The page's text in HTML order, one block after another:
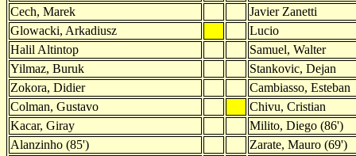
Cech, Marek
Javier Zanetti
Glowacki, Arkadiusz
Lucio
Halil Altintop
Samuel, Walter
Yilmaz, Buruk
Stankovic, Dejan
Zokora, Didier
Cambiasso, Esteban
Colman, Gustavo
Chivu, Cristian
Kacar, Giray
Milito, Diego (86')
Alanzinho (85')
Zarate, Mauro (69')